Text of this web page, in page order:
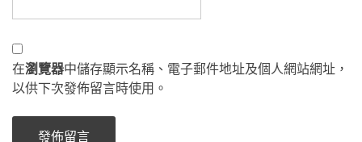
在瀏覽器中儲存顯示名稱、電子郵件地址及個人網站網址，
以供下次發佈留言時使用。